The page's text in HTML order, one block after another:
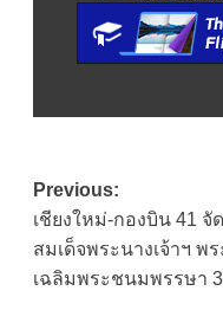
Post
navigation
Previous:
เชียงใหม่-กองบิน 41 จั
สมเด็จพระนางเจ้าฯ พ
เฉลิมพระชนมพรรษา